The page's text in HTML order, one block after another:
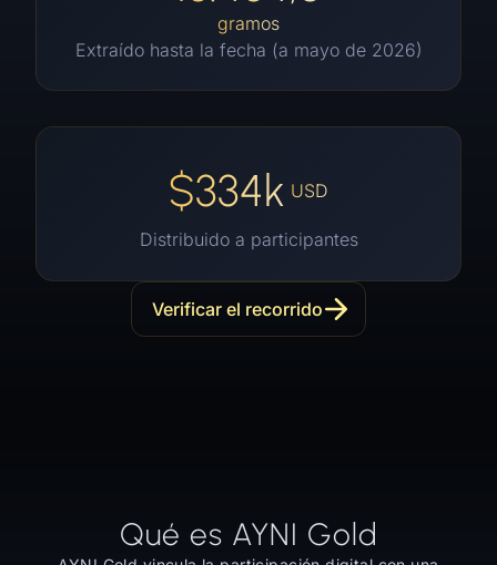
gramos
Extraído hasta la fecha (a mayo de 2026)
$334k USD
Distribuido a participantes
Verificar el recorrido
Qué es AYNI Gold